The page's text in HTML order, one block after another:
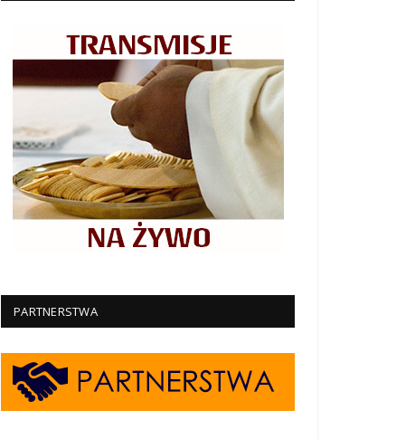
PARTNERSTWA